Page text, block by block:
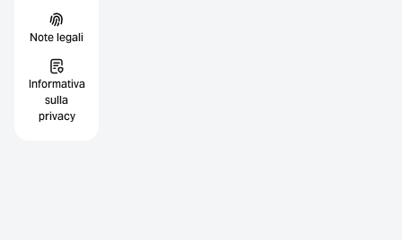
Note legali
Informativa
sulla
privacy